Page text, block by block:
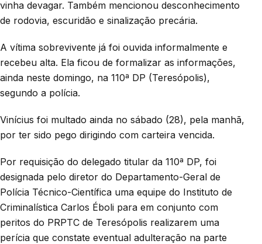
vinha devagar. Também mencionou desconhecimento
de rodovia, escuridão e sinalização precária.
A vítima sobrevivente já foi ouvida informalmente e
recebeu alta. Ela ficou de formalizar as informações,
ainda neste domingo, na 110ª DP (Teresópolis),
segundo a polícia.
Vinícius foi multado ainda no sábado (28), pela manhã,
por ter sido pego dirigindo com carteira vencida.
Por requisição do delegado titular da 110ª DP, foi
designada pelo diretor do Departamento-Geral de
Polícia Técnico-Científica uma equipe do Instituto de
Criminalística Carlos Éboli para em conjunto com
peritos do PRPTC de Teresópolis realizarem uma
perícia que constate eventual adulteração na parte